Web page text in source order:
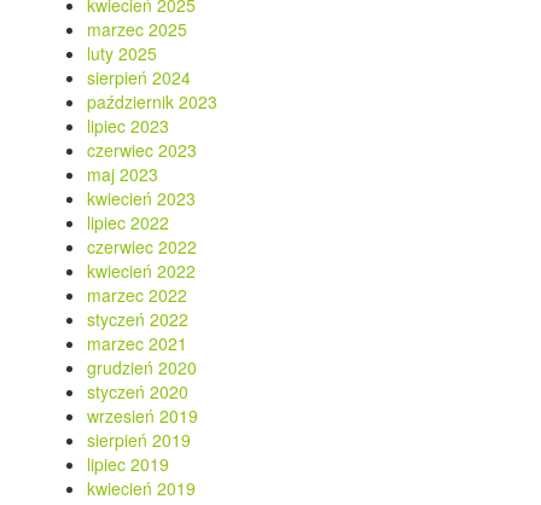
kwiecień 2025
marzec 2025
luty 2025
sierpień 2024
październik 2023
lipiec 2023
czerwiec 2023
maj 2023
kwiecień 2023
lipiec 2022
czerwiec 2022
kwiecień 2022
marzec 2022
styczeń 2022
marzec 2021
grudzień 2020
styczeń 2020
wrzesień 2019
sierpień 2019
lipiec 2019
kwiecień 2019